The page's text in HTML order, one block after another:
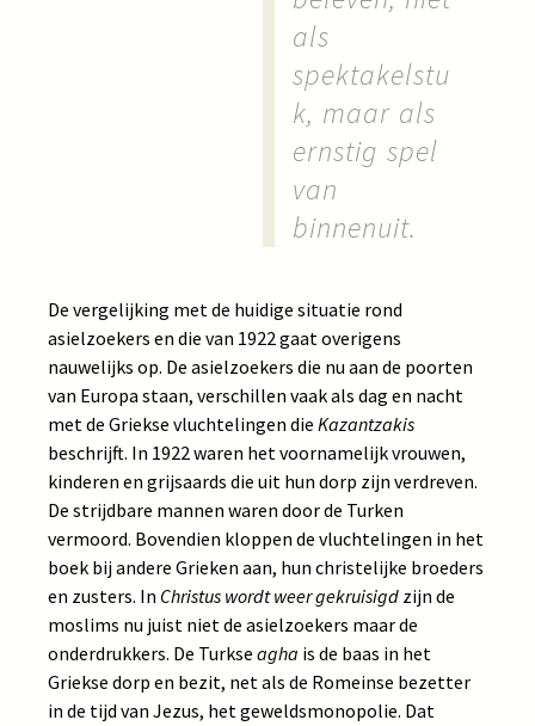
als
spektakelstu
k, maar als
ernstig spel
van
binnenuit.
De vergelijking met de huidige situatie rond
asielzoekers en die van 1922 gaat overigens
nauwelijks op. De asielzoekers die nu aan de poorten
van Europa staan, verschillen vaak als dag en nacht
met de Griekse vluchtelingen die Kazantzakis
beschrijft. In 1922 waren het voornamelijk vrouwen,
kinderen en grijsaards die uit hun dorp zijn verdreven.
De strijdbare mannen waren door de Turken
vermoord. Bovendien kloppen de vluchtelingen in het
boek bij andere Grieken aan, hun christelijke broeders
en zusters. In Christus wordt weer gekruisigd zijn de
moslims nu juist niet de asielzoekers maar de
onderdrukkers. De Turkse agha is de baas in het
Griekse dorp en bezit, net als de Romeinse bezetter
in de tijd van Jezus, het geweldsmonopolie. Dat